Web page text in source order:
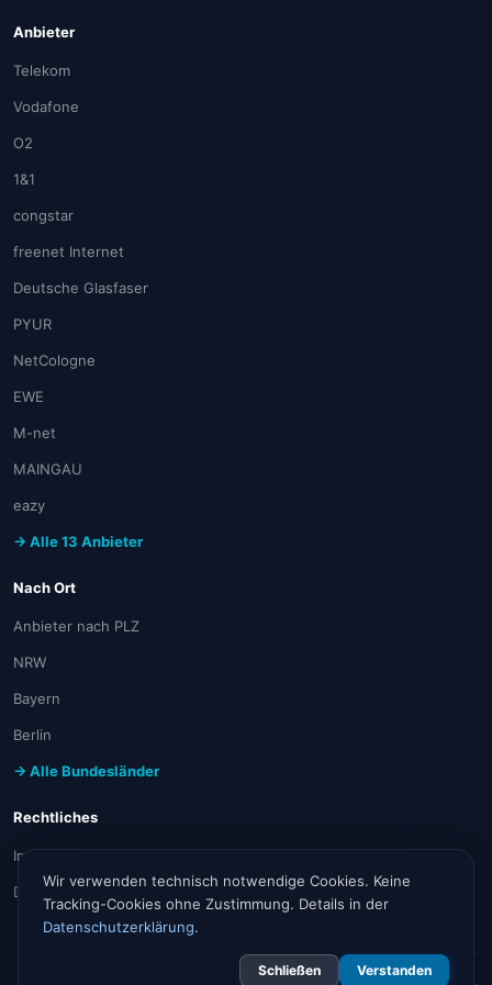
Anbieter
Telekom
Vodafone
O2
1&1
congstar
freenet Internet
Deutsche Glasfaser
PYUR
NetCologne
EWE
M-net
MAINGAU
eazy
→ Alle 13 Anbieter
Nach Ort
Anbieter nach PLZ
NRW
Bayern
Berlin
→ Alle Bundesländer
Rechtliches
Impressum
Datenschutz
Wir verwenden technisch notwendige Cookies. Keine
Tracking-Cookies ohne Zustimmung. Details in der
Datenschutzerklärung.
Schließen Verstanden